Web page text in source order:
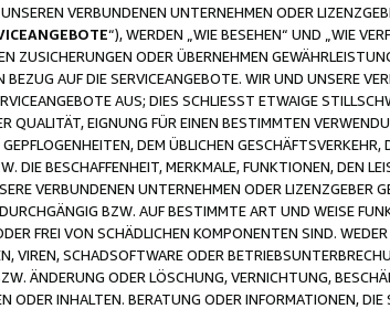
VERBUNDENEN UNTERNEHMEN ODER
“), WERDEN „WIE BESEHEN“ UND „WIE
ZUSICHERUNGEN ODER ÜBERNEHMEN
AUF DIE SERVICEANGEBOTE. WIR UND UNSERE
AUS; DIES SCHLIESST ETWAIGE
QUALITÄT, EIGNUNG FÜR EINEN BESTIMMTEN
DEM ÜBLICHEN
DIE BESCHAFFENHEIT, MERKMALE, FUNKTIONEN, DEN
VERBUNDENEN UNTERNEHMEN ODER LIZENZGEBER
BZW. AUF BESTIMMTE ART UND WEISE
FREI VON SCHÄDLICHEN KOMPONENTEN SIND.
VIREN, SCHADSOFTWARE ODER
ÄNDERUNG ODER LÖSCHUNG, VERNICHTUNG,
ODER INHALTEN. BERATUNG ODER INFORMATIONEN,